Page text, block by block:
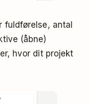
antal
(åbne)
hvor dit projekt